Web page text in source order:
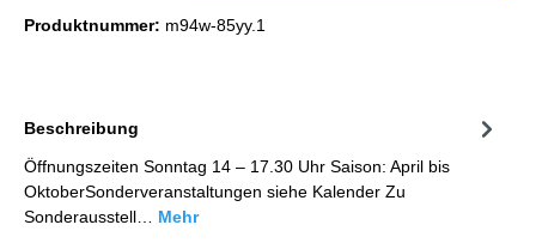
Produktnummer: m94w-85yy.1
Beschreibung
Öffnungszeiten Sonntag 14 – 17.30 Uhr Saison: April bis
OktoberSonderveranstaltungen siehe Kalender Zu
Sonderausstell… Mehr